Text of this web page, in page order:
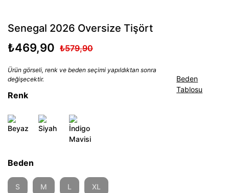
Senegal 2026 Oversize Tişört
₺469,90 ₺579,90
Ürün görseli, renk ve beden seçimi yapıldıktan sonra
değişecektir.
Renk
Beden
S M L XL
Beden
Tablosu